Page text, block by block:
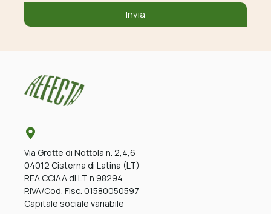
Invia
Via Grotte di Nottola n. 2,4,6
04012 Cisterna di Latina (LT)
REA CCIAA di LT n.98294
P.IVA/Cod. Fisc. 01580050597
Capitale sociale variabile